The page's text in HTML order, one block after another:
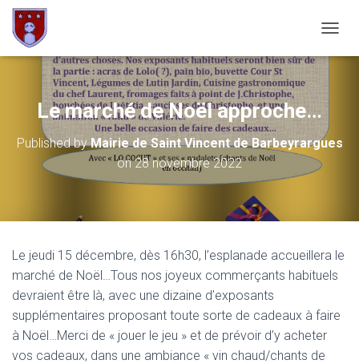
Le marché de Noël approche…
Published byMairie de Saint Vincent de Barbeyrargues
on28 novembre 2022
Le jeudi 15 décembre, dès 16h30, l’esplanade accueillera le
marché de Noël…Tous nos joyeux commerçants habituels
devraient être là, avec une dizaine d’exposants
supplémentaires proposant toute sorte de cadeaux à faire
à Noël…Merci de « jouer le jeu » et de prévoir d’y acheter
vos cadeaux, dans une ambiance « vin chaud/chants de